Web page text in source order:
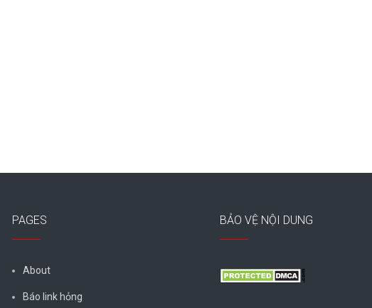
PAGES
About
Báo link hỏng
BẢO VỆ NỘI DUNG